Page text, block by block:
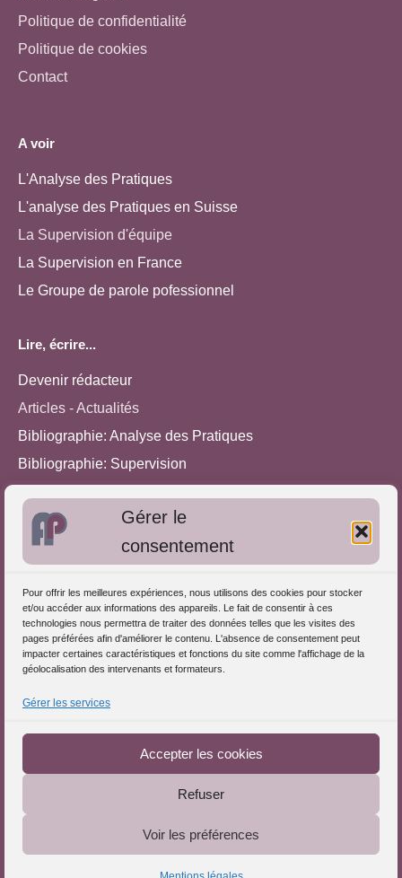
Gérer le
consentement
Pour offrir les meilleures expériences, nous utilisons des cookies pour stocker
et/ou accéder aux informations des appareils. Le fait de consentir à ces
technologies nous permettra de traiter des données telles que les visites des
pages préférées afin d'améliorer le contenu. L'absence de consentement peut
impacter certaines caractéristiques et fonctions du site comme l'affichage de la
géolocalisation des intervenants et formateurs.
Gérer les services
Accepter les cookies
Refuser
Voir les préférences
Politique de confidentialité
Politique de cookies
Contact
A voir
L'Analyse des Pratiques
L'analyse des Pratiques en Suisse
La Supervision d'équipe
La Supervision en France
Le Groupe de parole pofessionnel
Lire, écrire...
Devenir rédacteur
Articles - Actualités
Bibliographie: Analyse des Pratiques
Bibliographie: Supervision
Approches de l'Analyse des pratiques
S'inscrire dans l'Annuaire
Publiez vos formations
Charte déontologique
Le Portail de l'Analyse des Pratiques © 2025 - Tous droits
Téléchargez le Guide